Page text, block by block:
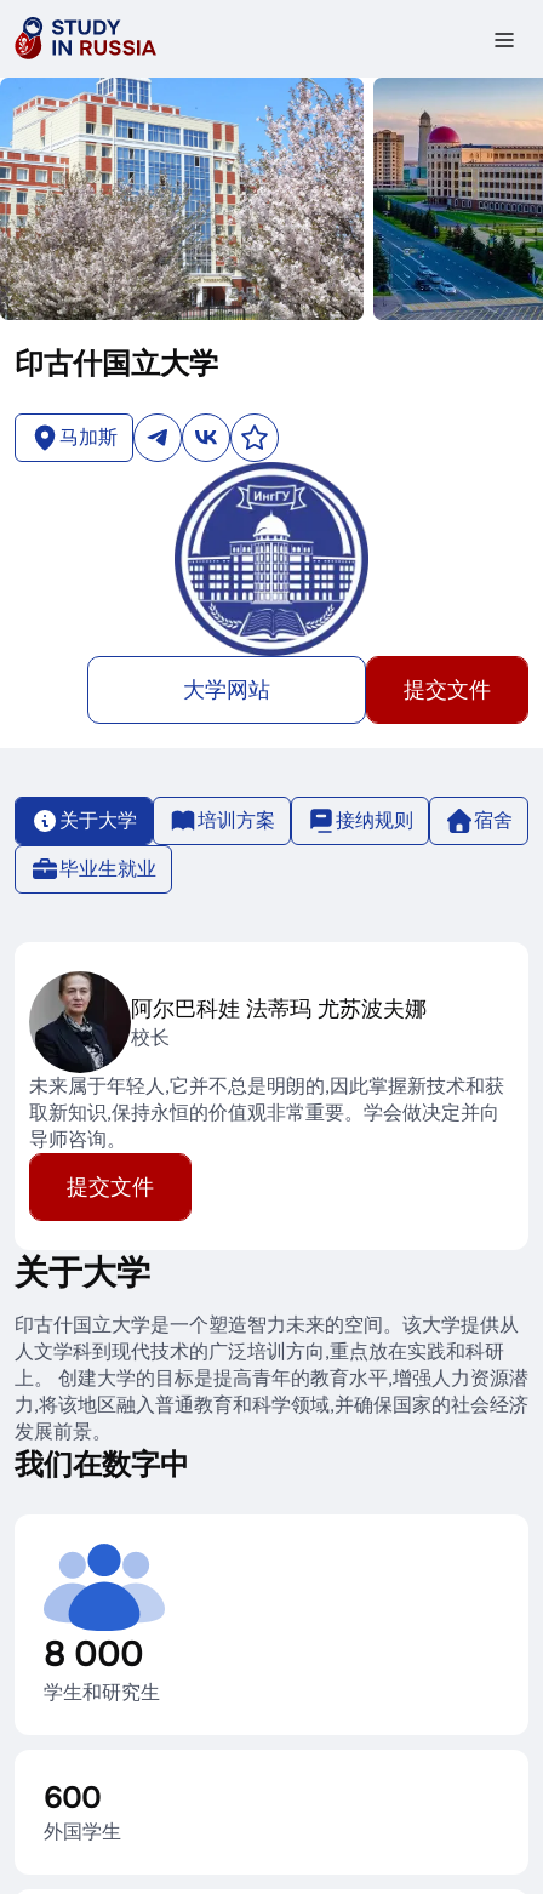
印古什国立大学
马加斯
大学网站 提交文件
关于大学 培训方案 接纳规则
宿舍
毕业生就业
阿尔巴科娃 法蒂玛 尤苏波夫娜
校长
未来属于年轻人,它并不总是明朗的,因此掌握新技术和获
取新知识,保持永恒的价值观非常重要。学会做决定并向
导师咨询。
提交文件
关于大学
印古什国立大学是一个塑造智力未来的空间。该大学提供从
人文学科到现代技术的广泛培训方向,重点放在实践和科研
上。 创建大学的目标是提高青年的教育水平,增强人力资源潜
力,将该地区融入普通教育和科学领域,并确保国家的社会经济
发展前景。
我们在数字中
8 000
学生和研究生
600
外国学生